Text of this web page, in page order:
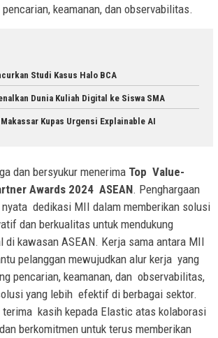
keamanan, dan observabilitas.
Studi Kasus Halo BCA
Dunia Kuliah Digital ke Siswa SMA
Kupas Urgensi Explainable AI
dan bersyukur menerima Top Value-
Awards 2024 ASEAN. Penghargaan
dedikasi MII dalam memberikan solusi
dan berkualitas untuk mendukung
kawasan ASEAN. Kerja sama antara MII
pelanggan mewujudkan alur kerja yang
pencarian, keamanan, dan observabilitas,
yang lebih efektif di berbagai sektor.
terima kasih kepada Elastic atas kolaborasi
berkomitmen untuk terus memberikan